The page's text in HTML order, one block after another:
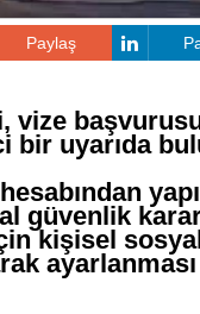
Paylaş
vize
bir uyarıda
güvenlik
kişisel